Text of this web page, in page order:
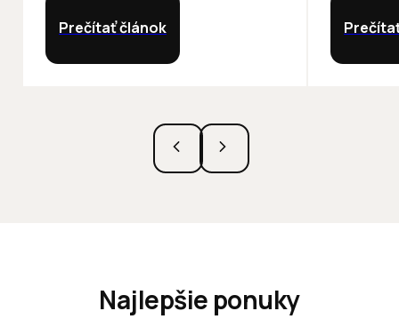
Prečítať článok
Najlepšie ponuky